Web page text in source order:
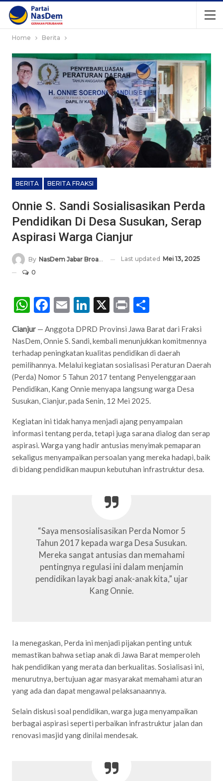
Home Berita
BERITA BERITA FRAKSI
Onnie S. Sandi Sosialisasikan Perda
Pendidikan Di Desa Susukan, Serap
Aspirasi Warga Cianjur
By NasDem Jabar Broadcasting Network Last updated Mei 13, 2025
0
WhatsApp
Facebook
EmailLinkedIn
X Print
Cianjur — Anggota DPRD Provinsi Jawa Barat dari Fraksi
NasDem, Onnie S. Sandi, kembali menunjukkan komitmennya
terhadap peningkatan kualitas pendidikan di daerah
pemilihannya. Melalui kegiatan sosialisasi Peraturan Daerah
(Perda) Nomor 5 Tahun 2017 tentang Penyelenggaraan
Pendidikan, Kang Onnie menyapa langsung warga Desa
Susukan, Cianjur, pada Senin, 12 Mei 2025.
Kegiatan ini tidak hanya menjadi ajang penyampaian
informasi tentang perda, tetapi juga sarana dialog dan serap
aspirasi. Warga yang hadir antusias menyimak pemaparan
sekaligus menyampaikan persoalan yang mereka hadapi, baik
di bidang pendidikan maupun kebutuhan infrastruktur desa.
“Saya mensosialisasikan Perda Nomor 5
Tahun 2017 kepada warga Desa Susukan.
Mereka sangat antusias dan memahami
pentingnya regulasi ini dalam menjamin
pendidikan layak bagi anak-anak kita,” ujar
Kang Onnie.
Ia menegaskan, Perda ini menjadi pijakan penting untuk
memastikan bahwa setiap anak di Jawa Barat memperoleh
hak pendidikan yang merata dan berkualitas. Sosialisasi ini,
menurutnya, bertujuan agar masyarakat memahami aturan
yang ada dan dapat mengawal pelaksanaannya.
Selain diskusi soal pendidikan, warga juga menyampaikan
berbagai aspirasi seperti perbaikan infrastruktur jalan dan
renovasi masjid yang dinilai mendesak.